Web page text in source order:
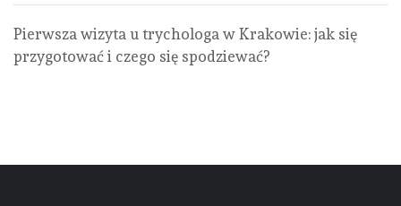
Pierwsza wizyta u trychologa w Krakowie: jak się
przygotować i czego się spodziewać?